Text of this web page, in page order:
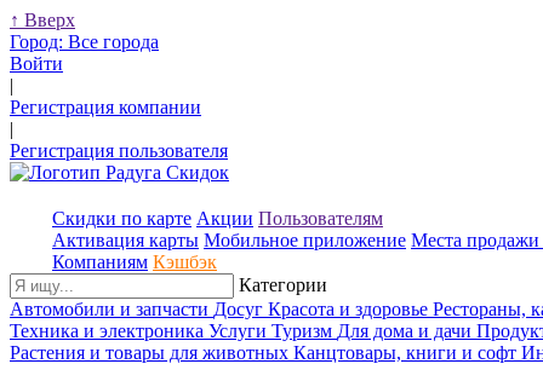
↑ Вверх
Город: Все города
Войти
|
Регистрация компании
|
Регистрация пользователя
Скидки по карте Акции Пользователям
Активация карты Мобильное приложение Места продажи
Компаниям Кэшбэк
Категории
Автомобили и запчасти Досуг Красота и здоровье Рестораны,
Техника и электроника Услуги Туризм Для дома и дачи
Растения и товары для животных Канцтовары, книги и софт